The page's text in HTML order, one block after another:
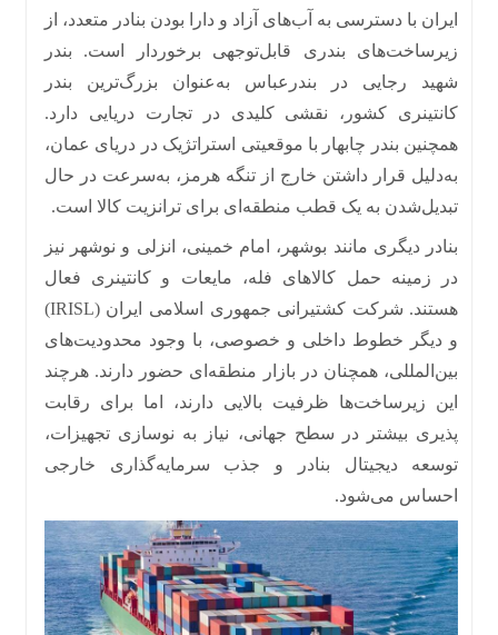
ایران با دسترسی به آب‌های آزاد و دارا بودن بنادر متعدد، از
زیرساخت‌های بندری قابل‌توجهی برخوردار است. بندر
شهید رجایی در بندرعباس به‌عنوان بزرگ‌ترین بندر
کانتینری کشور، نقشی کلیدی در تجارت دریایی دارد.
همچنین بندر چابهار با موقعیتی استراتژیک در دریای عمان،
به‌دلیل قرار داشتن خارج از تنگه هرمز، به‌سرعت در حال
تبدیل‌شدن به یک قطب منطقه‌ای برای ترانزیت کالا است.
بنادر دیگری مانند بوشهر، امام خمینی، انزلی و نوشهر نیز
در زمینه حمل کالاهای فله، مایعات و کانتینری فعال
هستند. شرکت کشتیرانی جمهوری اسلامی ایران(
IRISL
)
و دیگر خطوط داخلی و خصوصی، با وجود محدودیت‌های
بین‌المللی، همچنان در بازار منطقه‌ای حضور دارند.هرچند
این زیرساخت‌ها ظرفیت بالایی دارند، اما برای رقابت‌
پذیری بیشتر در سطح جهانی، نیاز به نوسازی تجهیزات،
توسعه دیجیتال بنادر و جذب سرمایه‌گذاری خارجی
احساس می‌شود.